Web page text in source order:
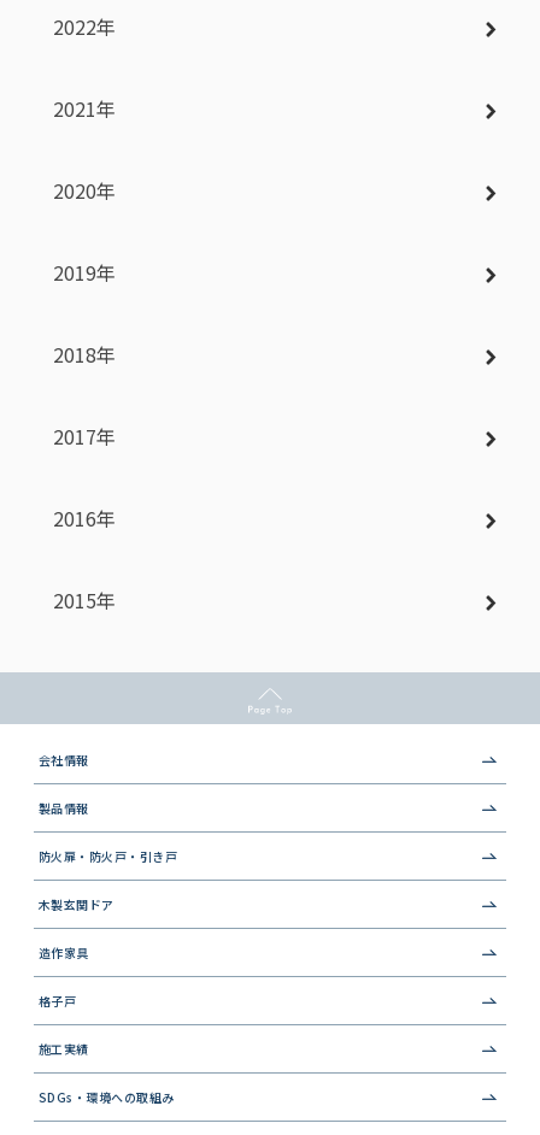
2022年
2021年
2020年
2019年
2018年
2017年
2016年
2015年
会社情報
製品情報
防火扉・防火戸・引き戸
木製玄関ドア
造作家具
格子戸
施工実績
SDGs・環境への取組み